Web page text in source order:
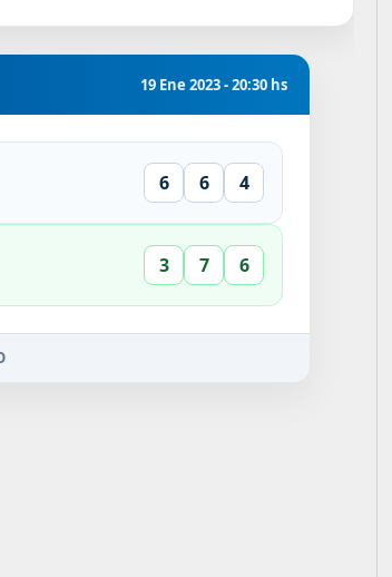
19 Ene 2023 - 20:30 hs
6 6 4
3 7 6